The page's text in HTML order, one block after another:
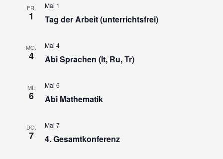
FR.
1 Tag der Arbeit (unterrichtsfrei)
Mai 1
MO.
4 Abi Sprachen (It, Ru, Tr)
Mai 4
MI.
6 Abi Mathematik
Mai 6
DO.
7 4. Gesamtkonferenz
Mai 7